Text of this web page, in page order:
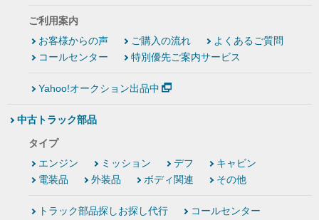
ご利用案内
お客様からの声
ご購入の流れ
よくあるご質問
コールセンター
特別優先ご案内サービス
Yahoo!オークション出品中
中古トラック部品
タイプ
エンジン
ミッション デフ
キャビン
電装品
外装品 ボディ関連 その他
トラック部品探しお探し代行 コールセンター